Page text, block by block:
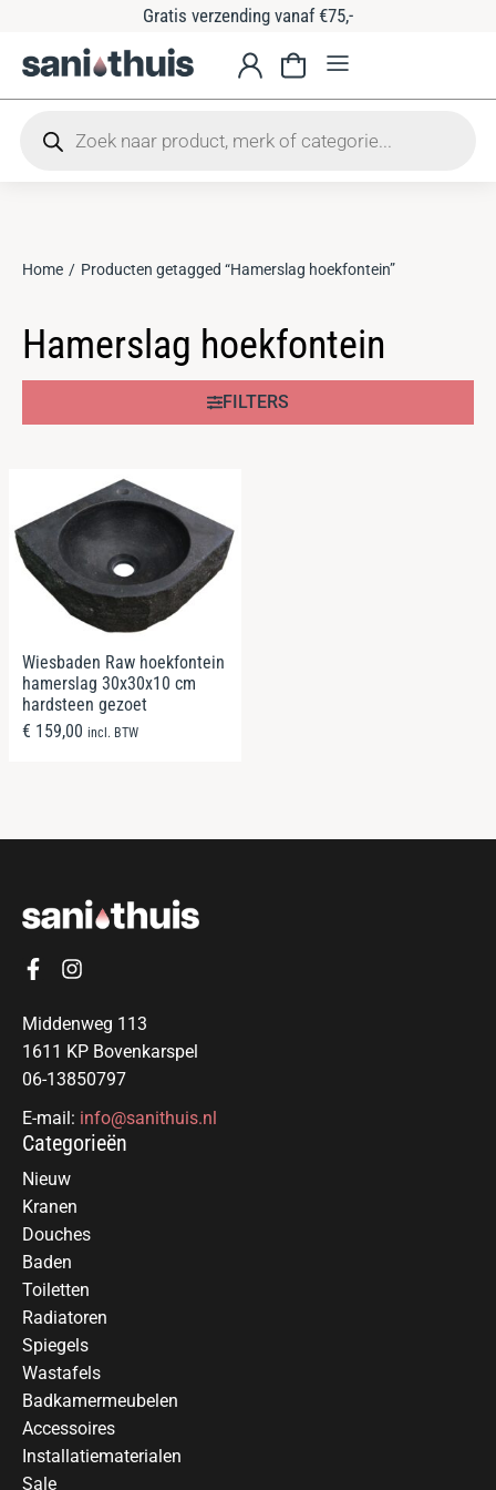
Gratis verzending vanaf €75,-
Je bent hier:
Home Producten getagged “Hamerslag hoekfontein”
Hamerslag hoekfontein
FILTERS
Wiesbaden Raw hoekfontein
hamerslag 30x30x10 cm
hardsteen gezoet
€ 159,00 incl. BTW
Middenweg 113
1611 KP Bovenkarspel
06-13850797
E-mail: info@sanithuis.nl
Categorieën
Nieuw
Kranen
Douches
Baden
Toiletten
Radiatoren
Spiegels
Wastafels
Badkamermeubelen
Accessoires
Installatiematerialen
Sale